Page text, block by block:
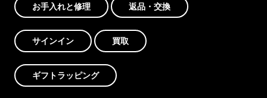
お手入れと修理 返品・交換
サインイン 買取
ギフトラッピング